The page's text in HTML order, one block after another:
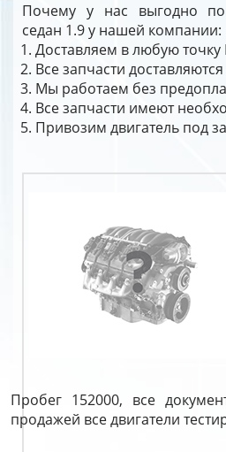
Почему у нас выгодно
седан 1.9 у нашей компании:
Доставляем в любую
Все запчасти
Мы работаем без
Все запчасти имеют
Привозим двигатель под
Пробег 152000, все
продажей все двигатели